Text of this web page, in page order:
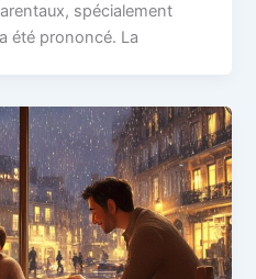
spécialement
été prononcé. La